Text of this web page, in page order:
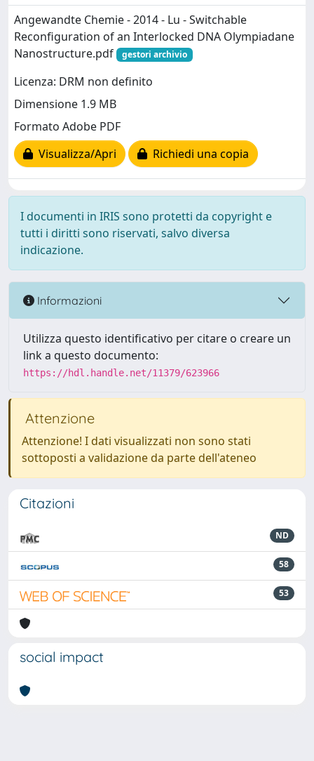
Angewandte Chemie - 2014 - Lu - Switchable
Reconfiguration of an Interlocked DNA Olympiadane
Nanostructure.pdf
gestori archivio
Licenza: DRM non definito
Dimensione 1.9 MB
Formato Adobe PDF
Visualizza/Apri
Richiedi una copia
I documenti in IRIS sono protetti da copyright e
tutti i diritti sono riservati, salvo diversa
indicazione.
Informazioni
Utilizza questo identificativo per citare o creare un
link a questo documento:
https://hdl.handle.net/11379/623966
Attenzione
Attenzione! I dati visualizzati non sono stati
sottoposti a validazione da parte dell'ateneo
Citazioni
ND
58
53
social impact